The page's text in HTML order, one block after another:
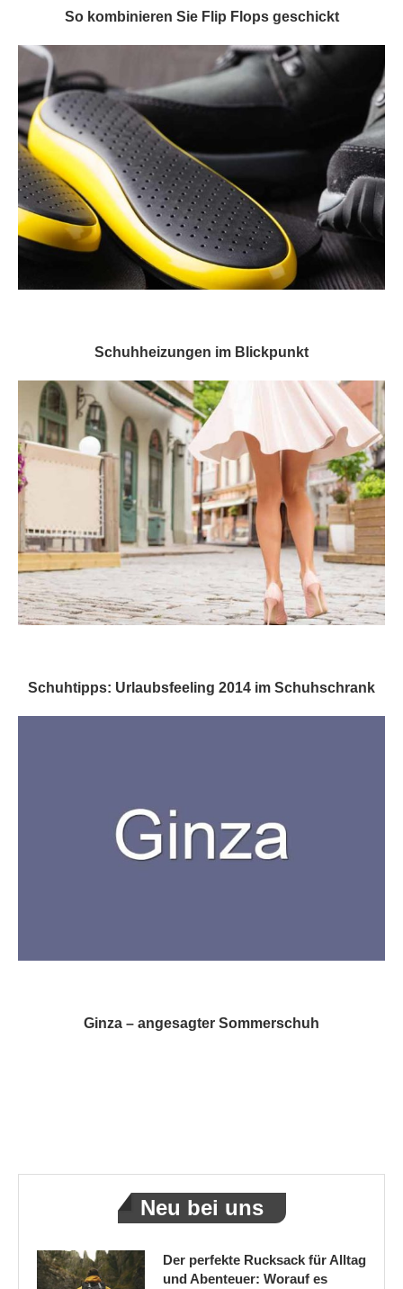
So kombinieren Sie Flip Flops geschickt
Schuhheizungen im Blickpunkt
Schuhtipps: Urlaubsfeeling 2014 im Schuhschrank
Ginza – angesagter Sommerschuh
Neu bei uns
Der perfekte Rucksack für Alltag
und Abenteuer: Worauf es